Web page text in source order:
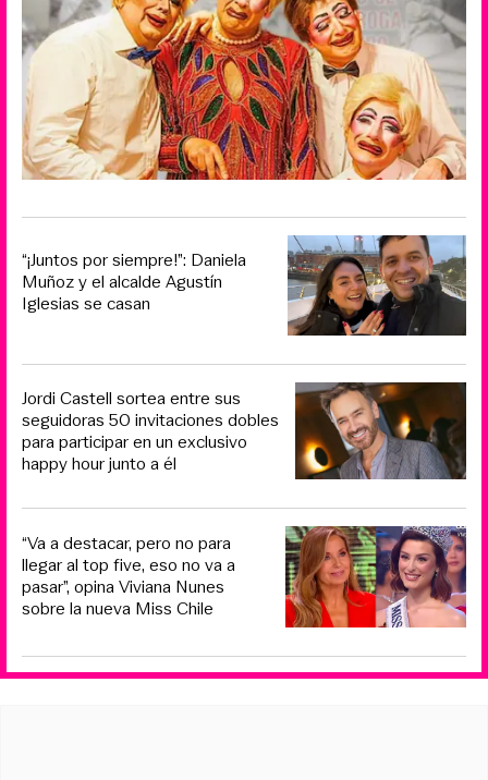
“¡Juntos por siempre!”: Daniela
Muñoz y el alcalde Agustín
Iglesias se casan
Jordi Castell sortea entre sus
seguidoras 50 invitaciones dobles
para participar en un exclusivo
happy hour junto a él
“Va a destacar, pero no para
llegar al top five, eso no va a
pasar”, opina Viviana Nunes
sobre la nueva Miss Chile